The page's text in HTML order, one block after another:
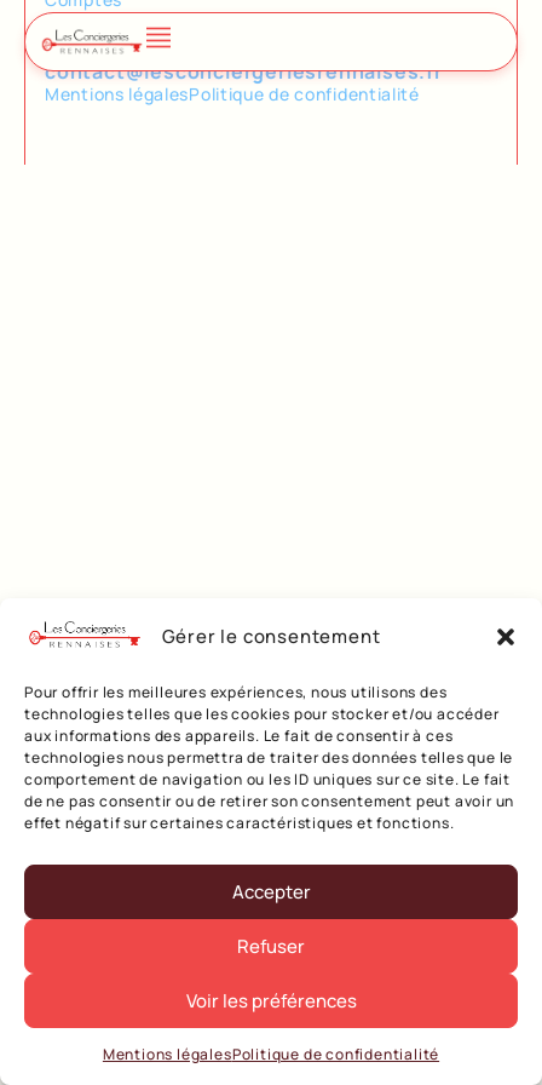
Gérer le consentement
Pour offrir les meilleures expériences, nous utilisons des
technologies telles que les cookies pour stocker et/ou accéder
aux informations des appareils. Le fait de consentir à ces
technologies nous permettra de traiter des données telles que le
comportement de navigation ou les ID uniques sur ce site. Le fait
de ne pas consentir ou de retirer son consentement peut avoir un
effet négatif sur certaines caractéristiques et fonctions.
Accepter
Refuser
Voir les préférences
Mentions légalesPolitique de confidentialité
Céline
Nous contacter
02 23 30 24 70
contact@lesconciergeriesrennaises.fr
Mentions légalesPolitique de confidentialité